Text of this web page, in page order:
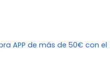
APP de más de 50€ con el